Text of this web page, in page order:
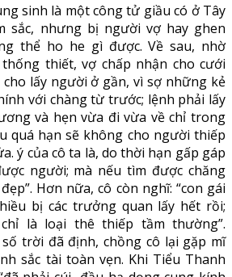
sinh là một công tử giầu có ở Tây
sắc, nhưng bị người vợ hay ghen
thể ho he gì được. Về sau, nhờ
thiết, vợ chấp nhận cho cưới
lấy người ở gần, vì sợ những kẻ
với chàng từ trước; lệnh phải lấy
và hẹn vừa đi vừa về chỉ trong
quá hạn sẽ không cho người thiếp
ý của cô ta là, do thời hạn gấp gáp
người; mà nếu tìm được chăng
Hơn nữa, cô còn nghĩ: “con gái
bị các trưởng quan lấy hết rồi;
là loại thê thiếp tầm thường”.
trời đã định, chồng cô lại gặp mĩ
sắc tài toàn vẹn. Khi Tiểu Thanh